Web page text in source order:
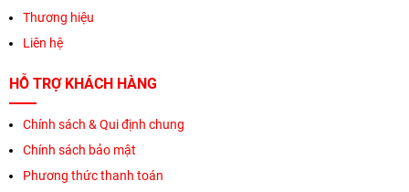
Thương hiệu
Liên hệ
HỖ TRỢ KHÁCH HÀNG
Chính sách & Qui định chung
Chính sách bảo mật
Phương thức thanh toán